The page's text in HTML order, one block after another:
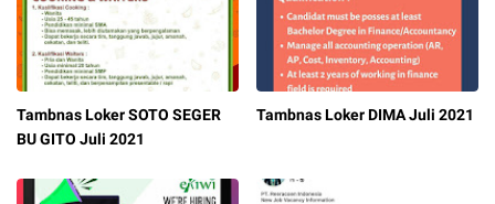
Tambnas Loker SOTO SEGER
BU GITO Juli 2021
Tambnas Loker DIMA Juli 2021